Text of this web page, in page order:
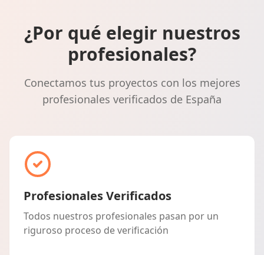
¿Por qué elegir nuestros
profesionales?
Conectamos tus proyectos con los mejores
profesionales verificados de España
Profesionales Verificados
Todos nuestros profesionales pasan por un
riguroso proceso de verificación